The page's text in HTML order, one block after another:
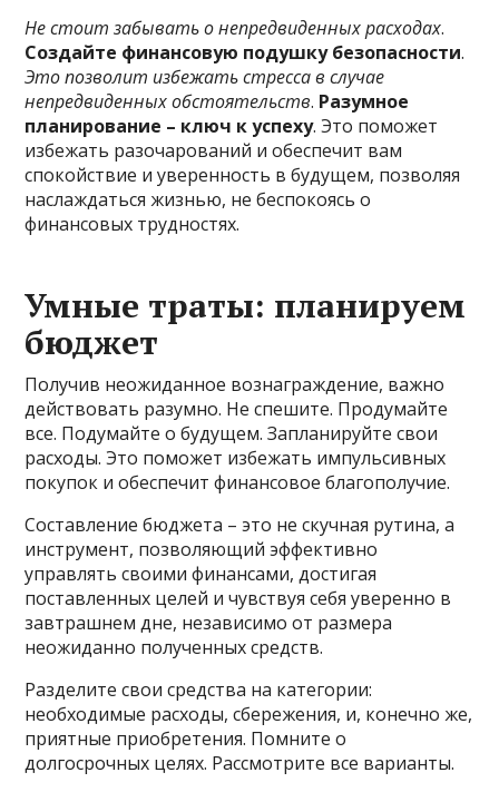
Не стоит забывать о непредвиденных расходах.
Создайте финансовую подушку безопасности.
Это позволит избежать стресса в случае
непредвиденных обстоятельств. Разумное
планирование – ключ к успеху. Это поможет
избежать разочарований и обеспечит вам
спокойствие и уверенность в будущем, позволяя
наслаждаться жизнью, не беспокоясь о
финансовых трудностях.
Умные траты: планируем
бюджет
Получив неожиданное вознаграждение, важно
действовать разумно. Не спешите. Продумайте
все. Подумайте о будущем. Запланируйте свои
расходы. Это поможет избежать импульсивных
покупок и обеспечит финансовое благополучие.
Составление бюджета – это не скучная рутина, а
инструмент, позволяющий эффективно
управлять своими финансами, достигая
поставленных целей и чувствуя себя уверенно в
завтрашнем дне, независимо от размера
неожиданно полученных средств.
Разделите свои средства на категории:
необходимые расходы, сбережения, и, конечно же,
приятные приобретения. Помните о
долгосрочных целях. Рассмотрите все варианты.